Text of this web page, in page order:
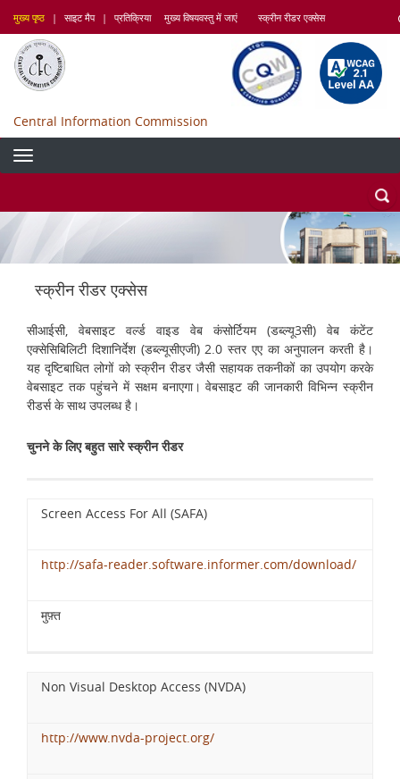
main
content
मुख्य पृष्ठ | साइट मैप | प्रतिक्रिया मुख्य विषयवस्तु में जाएं स्क्रीन रीडर एक्सेस
Central Information Commission
स्क्रीन रीडर एक्सेस
सीआईसी, वेबसाइट वर्ल्ड वाइड वेब कंसोर्टियम (डब्ल्यू3सी) वेब कंटेंट
एक्सेसिबिलिटी दिशानिर्देश (डब्ल्यूसीएजी) 2.0 स्तर एए का अनुपालन करती है।
यह दृष्टिबाधित लोगों को स्क्रीन रीडर जैसी सहायक तकनीकों का उपयोग करके
वेबसाइट तक पहुंचने में सक्षम बनाएगा। वेबसाइट की जानकारी विभिन्न स्क्रीन
रीडर्स के साथ उपलब्ध है।
चुनने के लिए बहुत सारे स्क्रीन रीडर
Screen Access For All (SAFA)
http://safa-reader.software.informer.com/download/
मुफ़्त
Non Visual Desktop Access (NVDA)
http://www.nvda-project.org/